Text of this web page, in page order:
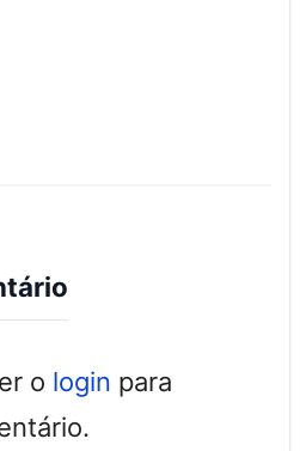
o login para